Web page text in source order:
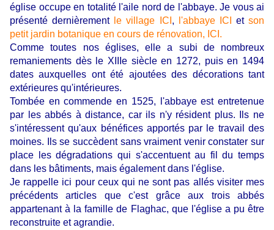
église occupe en totalité l'aile nord de l'abbaye. Je vous ai
présenté dernièrement le village ICI , l'abbaye ICI et son
petit jardin botanique en cours de rénovation, ICI.
Comme toutes nos églises, elle a subi de nombreux
remaniements dès le XIIIe siècle en 1272, puis en 1494
dates auxquelles ont été ajoutées des décorations tant
extérieures qu'intérieures.
Tombée en commende en 1525, l'abbaye est entretenue
par les abbés à distance, car ils n'y résident plus. Ils ne
s'intéressent qu'aux bénéfices apportés par le travail des
moines. Ils se succèdent sans vraiment venir constater sur
place les dégradations qui s'accentuent au fil du temps
dans les bâtiments, mais également dans l'église.
Je rappelle ici pour ceux qui ne sont pas allés visiter mes
précédents articles que c'est grâce aux trois abbés
appartenant à la famille de Flaghac, que l'église a pu être
reconstruite et agrandie.